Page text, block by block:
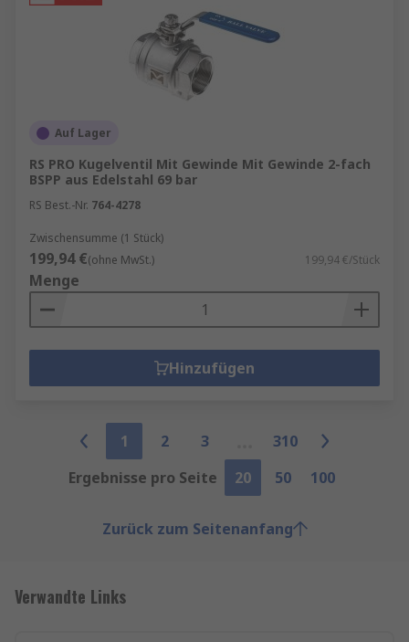
Auf Lager
RS PRO Kugelventil Mit Gewinde Mit Gewinde 2-fach
BSPP aus Edelstahl 69 bar
RS Best.-Nr. 764-4278
Zwischensumme (1 Stück)
199,94 €(ohne MwSt.) 199,94 €/Stück
Menge
Hinzufügen
1 2 3
310
Ergebnisse pro Seite
20 50 100
Zurück zum Seitenanfang
Verwandte Links